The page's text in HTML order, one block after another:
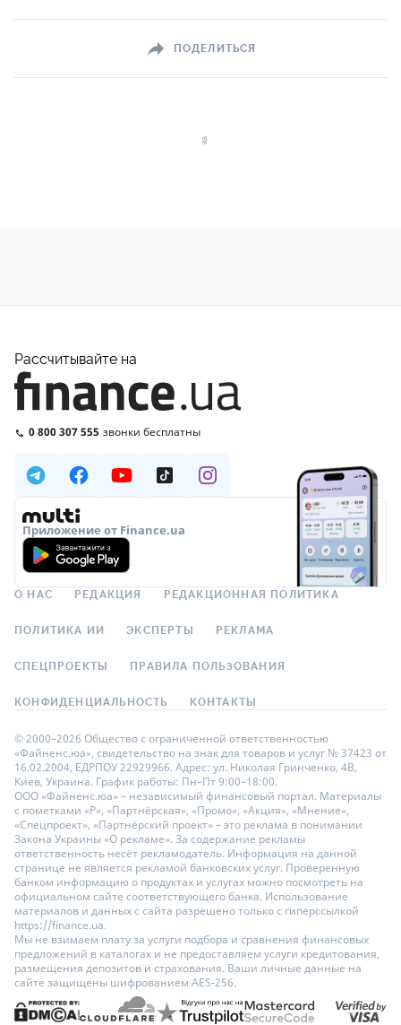
ПОДЕЛИТЬСЯ
Рассчитывайте на
0 800 307 555 звонки бесплатны
Приложение от Finance.ua
О НАС РЕДАКЦИЯ РЕДАКЦИОННАЯ ПОЛИТИКА
ПОЛИТИКА ИИ ЭКСПЕРТЫ РЕКЛАМА
СПЕЦПРОЕКТЫ ПРАВИЛА ПОЛЬЗОВАНИЯ
КОНФИДЕНЦИАЛЬНОСТЬ КОНТАКТЫ
© 2000–2026 Общество с ограниченной ответственностью
«Файненс.юа», свидетельство на знак для товаров и услуг № 37423 от
16.02.2004, ЕДРПОУ 22929966. Адрес: ул. Николая Гринченко, 4В,
Киев, Украина. График работы: Пн–Пт 9:00–18:00.
ООО «Файненс.юа» – независимый финансовый портал. Материалы
с пометками «Р», «Партнёрская», «Промо», «Акция», «Мнение»,
«Спецпроект», «Партнёрский проект» – это реклама в понимании
Закона Украины «О рекламе». За содержание рекламы
ответственность несёт рекламодатель. Информация на данной
странице не является рекламой банковских услуг. Проверенную
банком информацию о продуктах и услугах можно посмотреть на
официальном сайте соответствующего банка. Использование
материалов и данных с сайта разрешено только с гиперссылкой
https://finance.ua.
Мы не взимаем плату за услуги подбора и сравнения финансовых
предложений в каталогах и не предоставляем услуги кредитования,
размещения депозитов и страхования. Ваши личные данные на
сайте защищены шифрованием AES-256.